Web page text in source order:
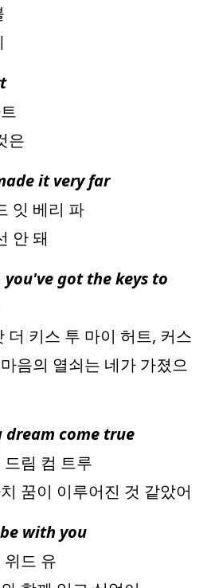
은
it very far
잇 베리 파
안 돼
you've got the keys to
더 키스 투 마이 허트, 커스
음의 열쇠는 네가 가졌으
dream come true
림 컴 트루
꿈이 이루어진 것 같았어
with you
드 유